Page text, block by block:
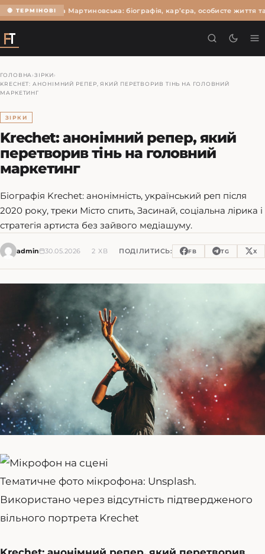
🔴 ТЕРМІНОВІОльга Мартиновська: біографія, кар’єра, особисте життя
ГОЛОВНА ›ЗІРКИ›
KRECHET: АНОНІМНИЙ РЕПЕР, ЯКИЙ ПЕРЕТВОРИВ ТІНЬ НА ГОЛОВНИЙ
МАРКЕТИНГ
ЗІРКИ
Krechet: анонімний репер, який
перетворив тінь на головний
маркетинг
Біографія Krechet: анонімність, український реп після
2020 року, треки Місто спить, Засинай, соціальна лірика і
стратегія артиста без зайвого медіашуму.
admin 30.05.2026 2 ХВ ПОДІЛИТИСЬ: FB TG X
Тематичне фото мікрофона: Unsplash.
Використано через відсутність підтвердженого
вільного портрета Krechet